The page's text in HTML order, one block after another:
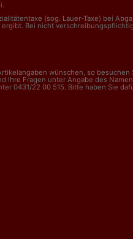
(sog. Lauer-Taxe) bei
Bei nicht
wünschen, so
Fragen unter Angabe des
0431/22 00 515. Bitte haben Sie